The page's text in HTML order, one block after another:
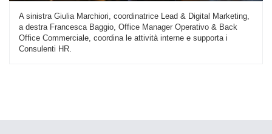
A sinistra Giulia Marchiori, coordinatrice Lead & Digital Marketing,
a destra Francesca Baggio, Office Manager Operativo & Back
Office Commerciale, coordina le attività interne e supporta i
Consulenti HR.